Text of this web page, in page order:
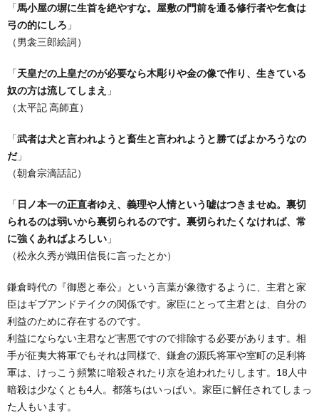
「馬小屋の塀に生首を絶やすな。屋敷の門前を通る修行者や乞食は
弓の的にしろ 」
（男衾三郎絵詞）
「天皇だの上皇だのが必要なら木彫りや金の像で作り、生きている
奴の方は流してしまえ 」
（太平記 高師直）
「武者は犬と言われようと畜生と言われようと勝てばよかろうなの
だ」
（朝倉宗滴話記）
「日ノ本一の正直者ゆえ、義理や人情という嘘はつきませぬ。裏切
られるのは弱いから裏切られるのです。裏切られたくなければ、常
に強くあればよろしい 」
（松永久秀が織田信長に言ったとか）
鎌倉時代の『御恩と奉公』という言葉が象徴するように、主君と家
臣はギブアンドテイクの関係です。家臣にとって主君とは、自分の
利益のために存在するのです。
利益にならない主君など害悪ですので排除する必要があります。相
手が征夷大将軍でもそれは同様で、鎌倉の源氏将軍や室町の足利将
軍は、けっこう頻繁に暗殺されたり京を追われたりします。18人中
暗殺は少なくとも4人。都落ちはいっぱい。家臣に解任されてしまっ
た人もいます。